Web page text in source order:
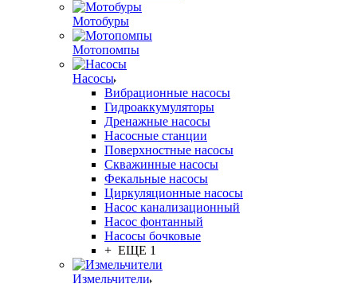
Мотобуры
Мотопомпы
Насосы
Вибрационные насосы
Гидроаккумуляторы
Дренажные насосы
Насосные станции
Поверхностные насосы
Скважинные насосы
Фекальные насосы
Циркуляционные насосы
Насос канализационный
Насос фонтанный
Насосы бочковые
+ ЕЩЕ 1
Измельчители